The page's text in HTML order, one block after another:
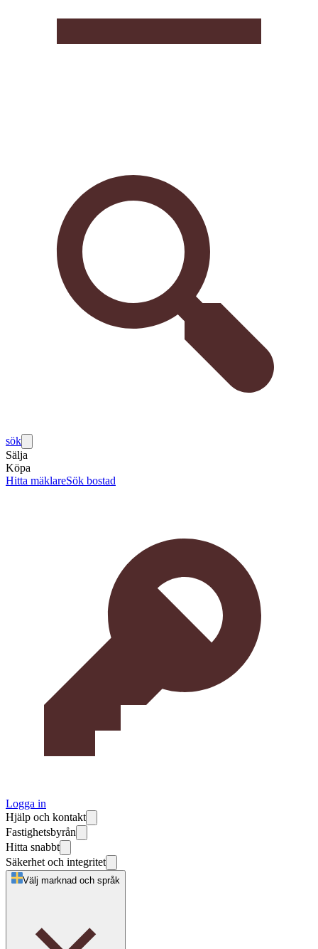
sök
Sälja
Köpa
Hitta mäklareSök bostad
Logga in
Hjälp och kontakt
Fastighetsbyrån
Hitta snabbt
Säkerhet och integritet
Välj marknad och språk